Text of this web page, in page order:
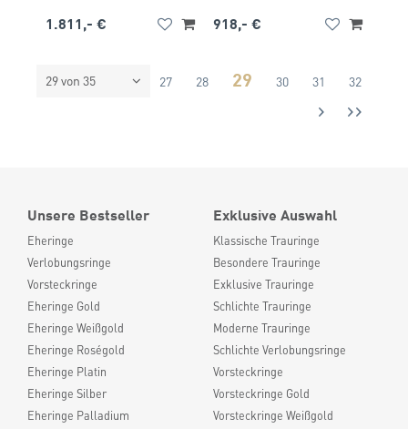
1.811,- € 918,- €
29 von 35 26 27 28 29 30 31 32
Unsere Bestseller
Eheringe
Verlobungsringe
Vorsteckringe
Eheringe Gold
Eheringe Weißgold
Eheringe Roségold
Eheringe Platin
Eheringe Silber
Eheringe Palladium
Exklusive Auswahl
Klassische Trauringe
Besondere Trauringe
Exklusive Trauringe
Schlichte Trauringe
Moderne Trauringe
Schlichte Verlobungsringe
Vorsteckringe
Vorsteckringe Gold
Vorsteckringe Weißgold